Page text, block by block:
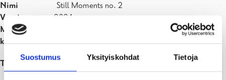
Suostumus Yksityiskohdat Tietoja
Nimi Still Moments no. 2
Vuosi 2024
Materiaali
kokoleveys 9.5m x korkeus 1.8m
Teoksien taustaa